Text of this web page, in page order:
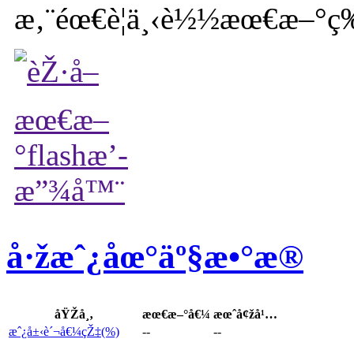
å·žæˆ¿åœ°äº§æ•°æ®
åŸŽå¸‚ æœ€æ–°å€¼ æœˆå¢žå¹…
æˆ¿å±‹è´¬å€¼çŽ‡(%)
--
--